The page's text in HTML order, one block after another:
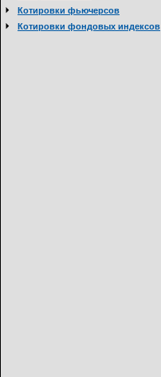
Котировки фьючерсов
Котировки фондовых индексов